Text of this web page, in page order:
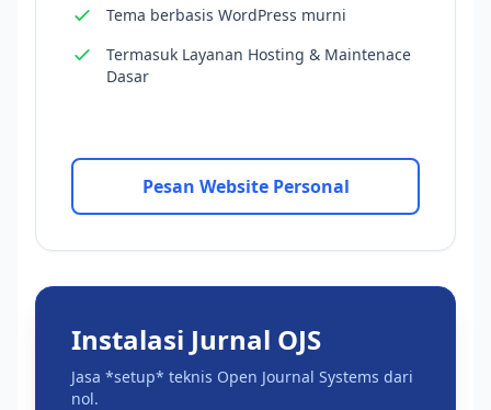
Tema berbasis WordPress murni
Termasuk Layanan Hosting & Maintenace
Dasar
Pesan Website Personal
Instalasi Jurnal OJS
Jasa *setup* teknis Open Journal Systems dari
nol.